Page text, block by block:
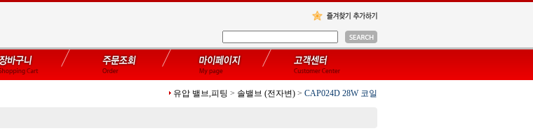
유압 밸브,피팅 > 솔밸브 (전자변) > CAP024D 28W 코일